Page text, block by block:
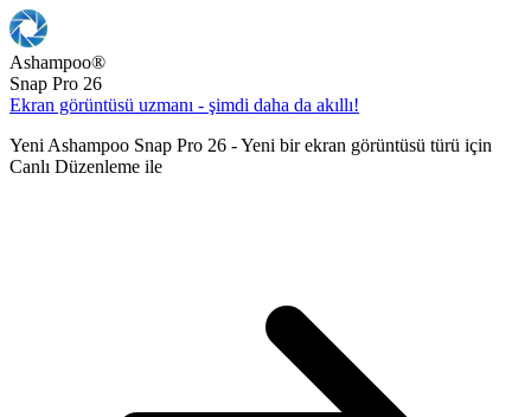
Ashampoo®
Snap Pro 26
Ekran görüntüsü uzmanı - şimdi daha da akıllı!
Yeni Ashampoo Snap Pro 26 - Yeni bir ekran görüntüsü türü için
Canlı Düzenleme ile